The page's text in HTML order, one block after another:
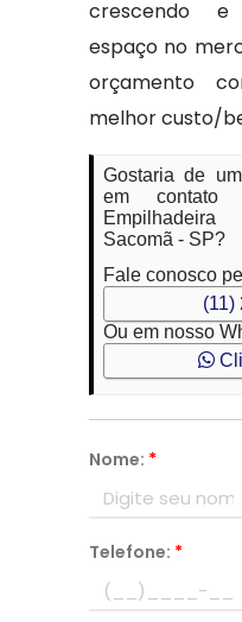
crescendo e
espaço no
orçamento
melhor custo/
Gostaria de
em contato
Sacomã - SP?
Fale conosco
(11)
Ou em nosso
Nome: *
Telefone: *